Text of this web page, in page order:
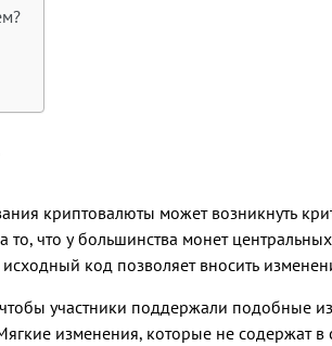
криптовалюты может возникнуть
то, что у большинства монет
код позволяет вносить
чтобы участники поддержали подобные
изменения, которые не содержат в